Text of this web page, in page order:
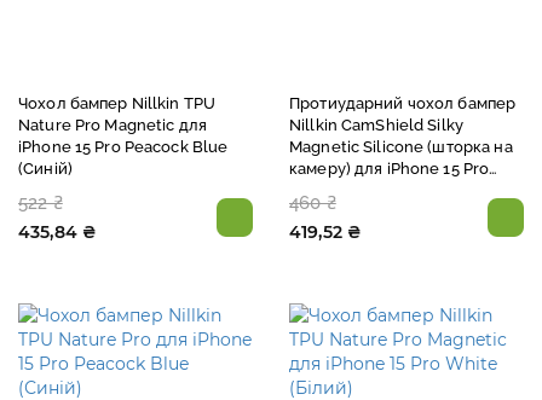
Чохол бампер Nillkin TPU
Nature Pro Magnetic для
iPhone 15 Pro Peacock Blue
(Синій)
522 ₴
435,84 ₴
Протиударний чохол бампер
Nillkin CamShield Silky
Magnetic Silicone (шторка на
камеру) для iPhone 15 Pro
460 ₴
419,52 ₴